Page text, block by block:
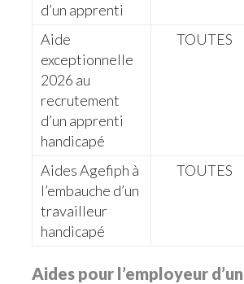
d’un apprenti
Aide
exceptionnelle
2026 au
recrutement
d’un apprenti
handicapé
TOUTES
Aides Agefiph à
l’embauche d’un
travailleur
handicapé
TOUTES
Aides pour l’employeur d’un